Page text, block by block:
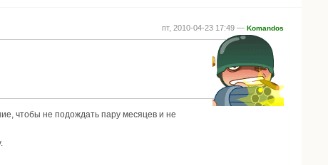
пт, 2010-04-23 17:49 — Komandos
чтобы не подождать пару месяцев и не